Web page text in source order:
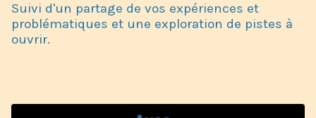
Suivi d'un partage de vos expériences et
problématiques et une exploration de pistes à
ouvrir.